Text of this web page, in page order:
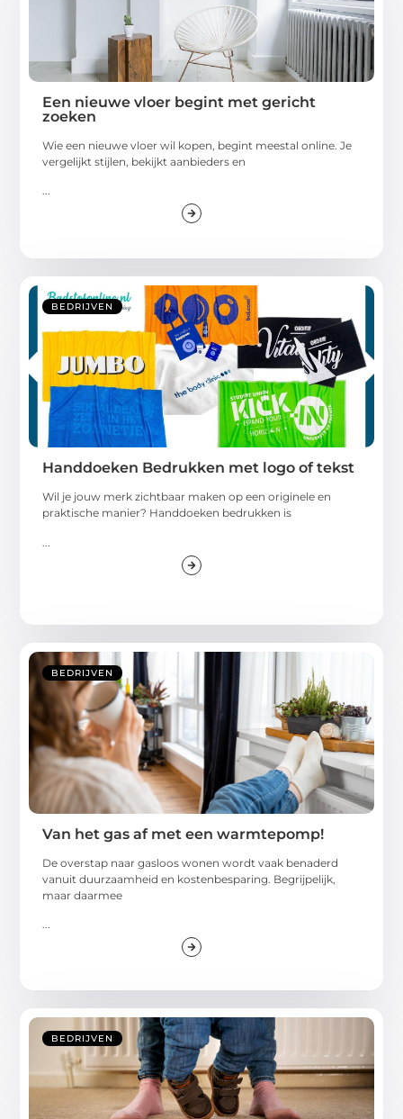
Een nieuwe vloer begint met gericht
zoeken
Wie een nieuwe vloer wil kopen, begint meestal online. Je
vergelijkt stijlen, bekijkt aanbieders en
...
BEDRIJVEN
Handdoeken Bedrukken met logo of tekst
Wil je jouw merk zichtbaar maken op een originele en
praktische manier? Handdoeken bedrukken is
BEDRIJVEN
Van het gas af met een warmtepomp!
De overstap naar gasloos wonen wordt vaak benaderd
vanuit duurzaamheid en kostenbesparing. Begrijpelijk,
maar daarmee
...
BEDRIJVEN